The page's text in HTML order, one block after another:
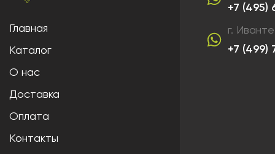
Главная
Каталог
О нас
Доставка
Оплата
Контакты
+7 (495)
г.
+7 (499)